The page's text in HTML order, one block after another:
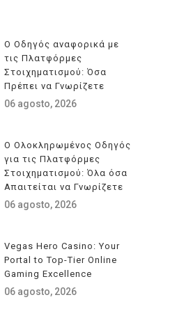
Ο Οδηγός αναφορικά με
τις Πλατφόρμες
Στοιχηματισμού: Όσα
Πρέπει να Γνωρίζετε
06 agosto, 2026
Ο Ολοκληρωμένος Οδηγός
για τις Πλατφόρμες
Στοιχηματισμού: Όλα όσα
Απαιτείται να Γνωρίζετε
06 agosto, 2026
Vegas Hero Casino: Your
Portal to Top-Tier Online
Gaming Excellence
06 agosto, 2026